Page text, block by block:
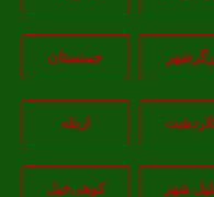
چمنستان
کوهی‌خیل